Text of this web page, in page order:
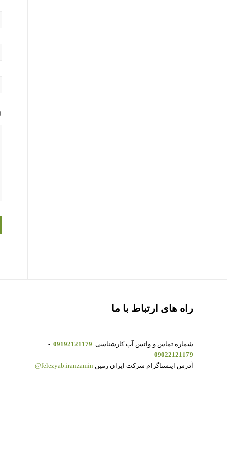
راه های ارتباط با ما
شماره تماس و واتس آپ کارشناسی 09192121179
-
09022121179
آدرس اینستاگرام شرکت ایران زمین felezyab.iranzamin@